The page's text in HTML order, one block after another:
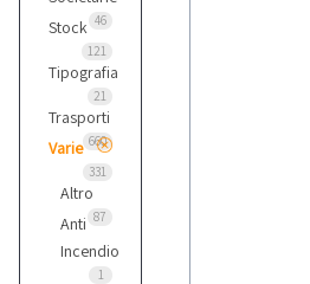
46
Stock
121
Tipografia
21
Trasporti
660
Varie
331
Altro
87
Anti
Incendio
1